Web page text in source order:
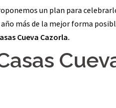
un plan para
más de la mejor forma
Cueva Cazorla.